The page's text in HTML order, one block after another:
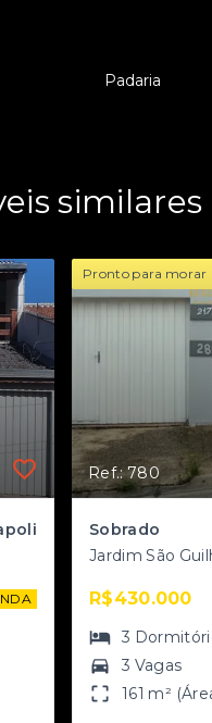
Padaria
similares
Pronto para morar
Ref.: 780
Sobrado
R$430.000
3
3 Vagas
161 m²